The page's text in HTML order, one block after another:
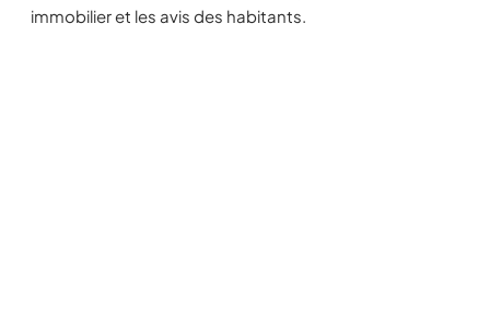
immobilier et les avis des habitants.